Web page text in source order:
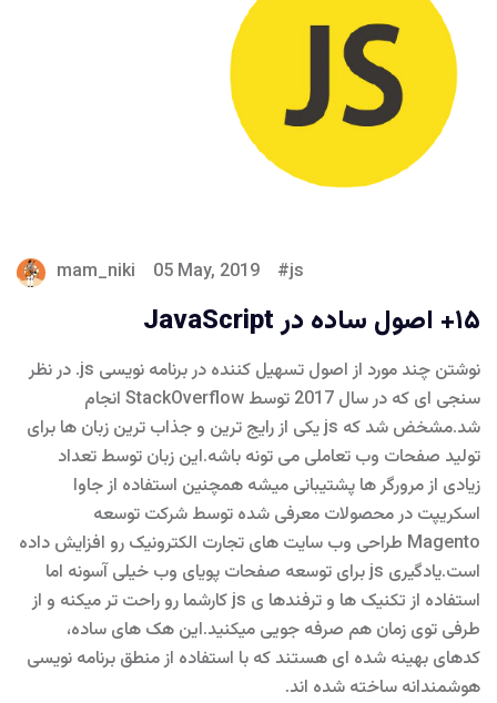
mam_niki 05 May, 2019 js
۱۵+ اصول ساده در JavaScript
نوشتن چند مورد از اصول تسهیل کننده در برنامه نویسی js. در نظر
سنجی ای که در سال 2017 توسط StackOverflow انجام
شد.مشخض شد که js یکی از رایج ترین و جذاب ترین زبان ها برای
تولید صفحات وب تعاملی می تونه باشه.این زبان توسط تعداد
زیادی از مرورگر ها پشتیبانی میشه همچنین استفاده از جاوا
اسکریپت در محصولات معرفی شده توسط شرکت توسعه
Magento طراحی وب سایت های تجارت الکترونیک رو افزایش داده
است.یادگیری js برای توسعه صفحات پویای وب خیلی آسونه اما
استفاده از تکنیک ها و ترفندها ی js کارشما رو راحت تر میکنه و از
طرفی توی زمان هم صرفه جویی میکنید.این هک های ساده،
کدهای بهینه شده ای هستند که با استفاده از منطق برنامه نویسی
هوشمندانه ساخته شده اند.